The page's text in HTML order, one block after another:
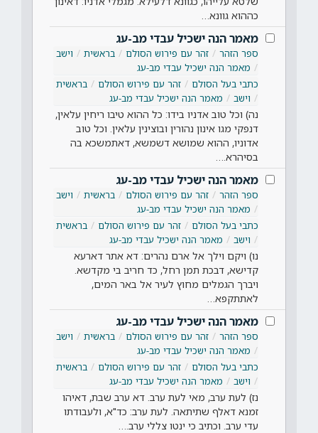
כההוא גוונא…
מאמר הנה ישכיל עבדי מב-עג
ספר הזהר זהר עם פירוש הסולם בראשית
וישב
מאמר הנה ישכיל עבדי מב-עג
כתבי בעל הסולם
זהר עם פירוש הסולם
בראשית
וישב
מאמר הנה ישכיל עבדי מב-עג
נה) וכל טוב אדניו בידו: כל ההוא טיבו ריחין עלאין,
דנפקי מגו אינון נהורין ובוצינין עלאין. וכל טוב
אדוניו, ההוא שמושא דשמשא, דאתמשכא בה
בסיהרא.…
מאמר הנה ישכיל עבדי מב-עג
ספר הזהר זהר עם פירוש הסולם בראשית
וישב
מאמר הנה ישכיל עבדי מב-עג
כתבי בעל הסולם
זהר עם פירוש הסולם
בראשית
וישב
מאמר הנה ישכיל עבדי מב-עג
נו) ויקם וילך אל ארם נהרים: דא אתר דארעא
קדישא, דבכת תמן רחל, כד חריב בי מקדשא.
ויברך הגמלים מחוץ לעיר אל באר המים,
לאתתקפא…
מאמר הנה ישכיל עבדי מב-עג
ספר הזהר זהר עם פירוש הסולם בראשית
וישב
מאמר הנה ישכיל עבדי מב-עג
כתבי בעל הסולם
זהר עם פירוש הסולם
בראשית
וישב
מאמר הנה ישכיל עבדי מב-עג
נז) לעת ערב, מאי לעת ערב. דא ערב שבת, דאיהו
זמנא דאלף שתיתאה. לעת ערב: כד"א, ולעבודתו
עדי ערב. וכתיב כי ינטו צללי ערב.…